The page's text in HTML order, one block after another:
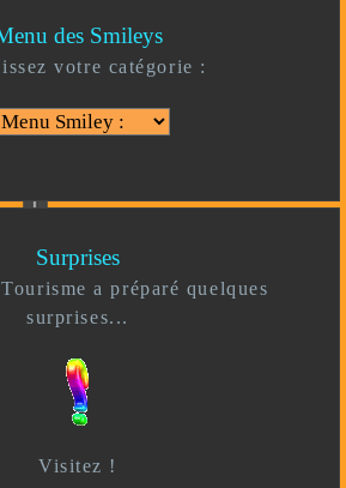
des Smileys
votre catégorie :
Surprises
a préparé quelques
surprises...
Visitez !